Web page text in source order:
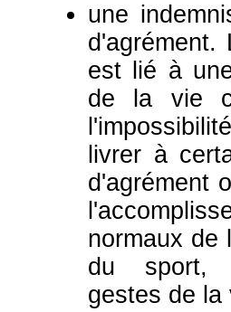
une
d'agrément.
est lié à
de la vie
livrer à
d'agrément
normaux de
du sport,
gestes de